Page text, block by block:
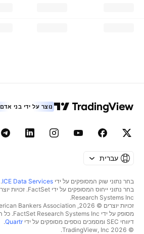
נוצר על ידי בני אדם
עברית
בחר נתוני שוק המסופקים על ידי ICE Data Services
.
Research Systems Inc.‏
מסופק על ידי FactSet Research Systems Inc. כל הזכויות שמורות.
דיווחי SEC ומסמכים נוספים מסופקים על ידי
Quartr
.
© 2026 ‏TradingView, Inc.‏